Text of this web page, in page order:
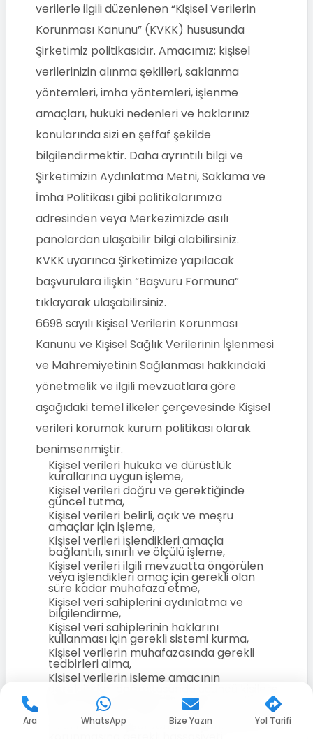
verilerle ilgili düzenlenen “Kişisel Verilerin
Korunması Kanunu” (KVKK) hususunda
Şirketimiz politikasıdır. Amacımız; kişisel
verilerinizin alınma şekilleri, saklanma
yöntemleri, imha yöntemleri, işlenme
amaçları, hukuki nedenleri ve haklarınız
konularında sizi en şeffaf şekilde
bilgilendirmektir. Daha ayrıntılı bilgi ve
Şirketimizin Aydınlatma Metni, Saklama ve
İmha Politikası gibi politikalarımıza
adresinden veya Merkezimizde asılı
panolardan ulaşabilir bilgi alabilirsiniz.
KVKK uyarınca Şirketimize yapılacak
başvurulara ilişkin “Başvuru Formuna”
tıklayarak ulaşabilirsiniz.
6698 sayılı Kişisel Verilerin Korunması
Kanunu ve Kişisel Sağlık Verilerinin İşlenmesi
ve Mahremiyetinin Sağlanması hakkındaki
yönetmelik ve ilgili mevzuatlara göre
aşağıdaki temel ilkeler çerçevesinde Kişisel
verileri korumak kurum politikası olarak
benimsenmiştir.
Kişisel verileri hukuka ve dürüstlük
kurallarına uygun işleme,
Kişisel verileri doğru ve gerektiğinde
güncel tutma,
Kişisel verileri belirli, açık ve meşru
amaçlar için işleme,
Kişisel verileri işlendikleri amaçla
bağlantılı, sınırlı ve ölçülü işleme,
Kişisel verileri ilgili mevzuatta öngörülen
veya işlendikleri amaç için gerekli olan
süre kadar muhafaza etme,
Kişisel veri sahiplerini aydınlatma ve
bilgilendirme,
Kişisel veri sahiplerinin haklarını
kullanması için gerekli sistemi kurma,
Kişisel verilerin muhafazasında gerekli
tedbirleri alma,
Kişisel verilerin işleme amacının
aktarılmasında, ilgili mevzuata ve KVK
Kurulu düzenlemelerine uygun davranma,
Özel nitelikli kişisel verilerin işlenmesine ve
Ara WhatsApp Bize Yazın Yol Tarifi